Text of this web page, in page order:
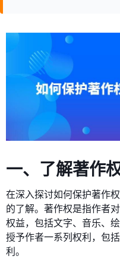
一、了解著作
在深入探讨如何保护著作
的了解。著作权是指作者
权益，包括文字、音乐、
授予作者一系列权利，包
利。